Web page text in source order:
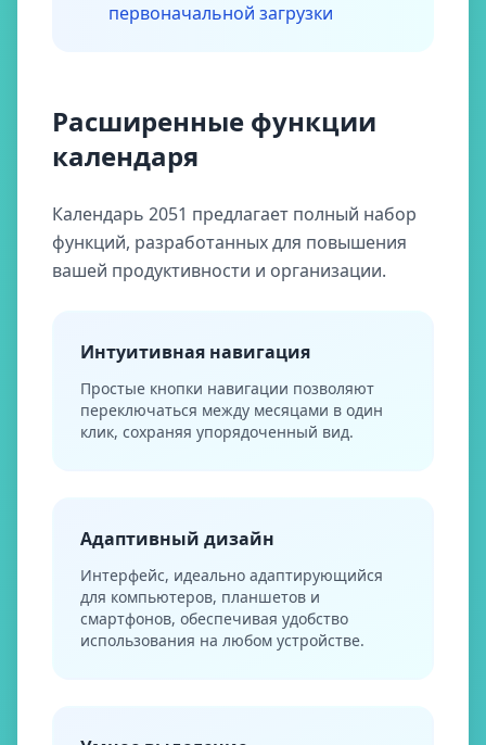
первоначальной загрузки
Расширенные функции
календаря
Календарь 2051 предлагает полный набор
функций, разработанных для повышения
вашей продуктивности и организации.
Интуитивная навигация
Простые кнопки навигации позволяют
переключаться между месяцами в один
клик, сохраняя упорядоченный вид.
Адаптивный дизайн
Интерфейс, идеально адаптирующийся
для компьютеров, планшетов и
смартфонов, обеспечивая удобство
использования на любом устройстве.